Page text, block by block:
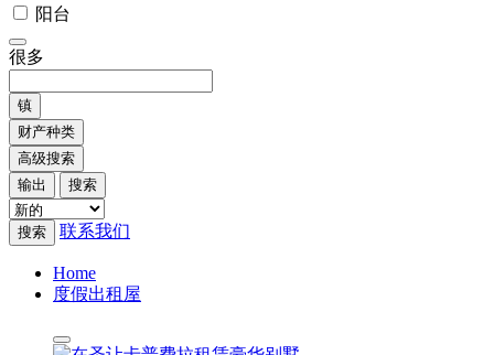
阳台
很多
镇
财产种类
高级搜索
输出
搜索
搜索 联系我们
Home
度假出租屋